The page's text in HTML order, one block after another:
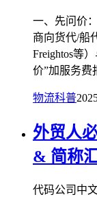
一、先问价
商向货代/船
Freightos等
价”加服务费
物流科普
外贸人
& 简称
代码公司中